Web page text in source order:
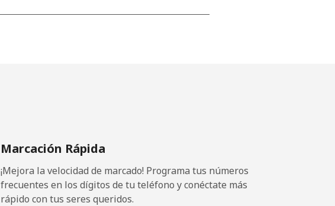
10 min por ⁦$10⁩
Marcación Rápida
¡Mejora la velocidad de marcado! Programa tus números
frecuentes en los dígitos de tu teléfono y conéctate más
rápido con tus seres queridos.